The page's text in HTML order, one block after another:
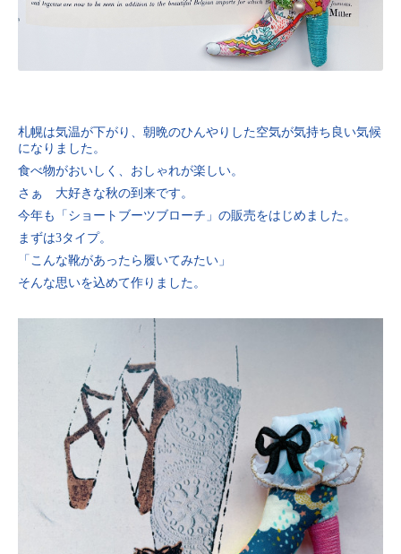
札幌は気温が下がり、朝晩のひんやりした空気が気持ち良い気候
になりました。
食べ物がおいしく、おしゃれが楽しい。
さぁ 大好きな秋の到来です。
今年も「ショートブーツブローチ」の販売をはじめました。
まずは3タイプ。
「こんな靴があったら履いてみたい」
そんな思いを込めて作りました。